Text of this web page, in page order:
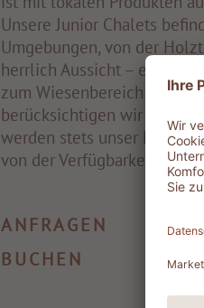
Unsere Junior Chalets
Umgebungen, von der
herrlich Aussicht – einige
zum Wiesenbereich in
berücksichtigen wir Ihre
werden stets unser Bestes
von der Verfügbarkeit zum
ANFRAGEN
BUCHEN